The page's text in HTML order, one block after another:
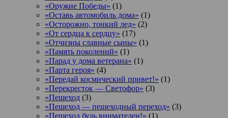
«Оружие Победы» (1)
«Оставь автомобиль дома» (1)
«Осторожно, тонкий лед» (2)
«От сердца к сердцу» (17)
«Отчизны славные сыны» (1)
«Память поколений» (1)
«Парад у дома ветерана» (1)
«Парта героя» (4)
«Передай космический привет!» (1)
«Перекресток — Светофор» (3)
«Пешеход (3)
«Пешеход — пешеходный переход» (3)
«Пешеход будь внимателен!» (1)